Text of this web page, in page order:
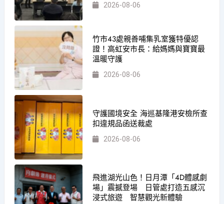
2026-08-06
竹市43處親善哺集乳室獲特優認
證！高虹安市長：給媽媽與寶寶最
溫暖守護
2026-08-06
守護國境安全 海巡基隆港安檢所查
扣違規品函送裁處
2026-08-06
飛進湖光山色！日月潭「4D體感劇
場」震撼登場 日管處打造五感沉
浸式旅遊 智慧觀光新體驗